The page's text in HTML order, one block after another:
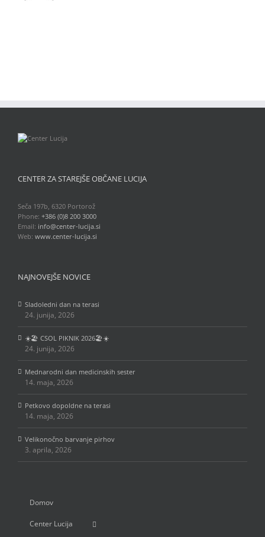
CENTER ZA STAREJŠE OBČANE LUCIJA
Seča 197b, 6320 Portorož
Phone: +386 (0)8 200 3000
Email: info@center-lucija.si
Web: www.center-lucija.si
NAJNOVEJŠE NOVICE
Sladoledni dan na terasi
24. junija, 2026
☀️🏖️ CSOL PIKNIK 2026🏖️☀️
24. junija, 2026
Mednarodni dan medicinskih sester
14. maja, 2026
Petkovo dopoldne na terasi
14. maja, 2026
Velikonočno barvanje pirhov
3. aprila, 2026
Domov
Center Lucija